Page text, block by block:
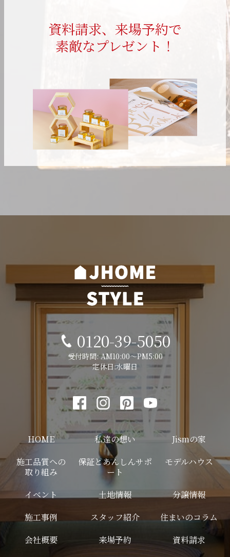
資料請求、来場予約で
素敵なプレゼント！
0120-39-5050
受付時間: AM10:00～PM5:00
定休日:水曜日
HOME 私達の想い
Jismの家
施工品質への
取り組み
保証とあんしんサポ
ート
モデルハウス
イベント 土地情報
分譲情報
施工事例
スタッフ紹介
住まいのコラム
会社概要
来場予約 資料請求